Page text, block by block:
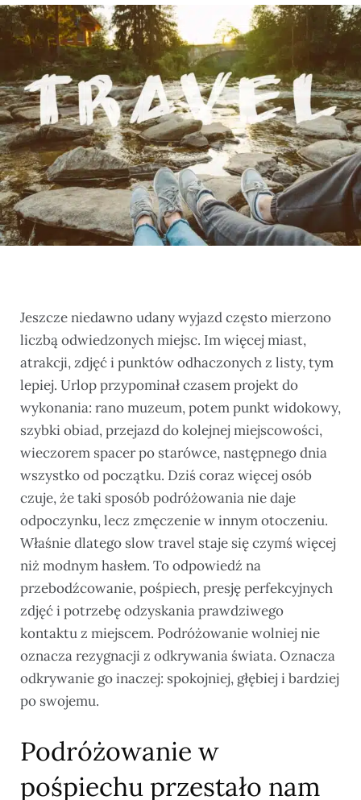
Jeszcze niedawno udany wyjazd często mierzono
liczbą odwiedzonych miejsc. Im więcej miast,
atrakcji, zdjęć i punktów odhaczonych z listy, tym
lepiej. Urlop przypominał czasem projekt do
wykonania: rano muzeum, potem punkt widokowy,
szybki obiad, przejazd do kolejnej miejscowości,
wieczorem spacer po starówce, następnego dnia
wszystko od początku. Dziś coraz więcej osób
czuje, że taki sposób podróżowania nie daje
odpoczynku, lecz zmęczenie w innym otoczeniu.
Właśnie dlatego slow travel staje się czymś więcej
niż modnym hasłem. To odpowiedź na
przebodźcowanie, pośpiech, presję perfekcyjnych
zdjęć i potrzebę odzyskania prawdziwego
kontaktu z miejscem. Podróżowanie wolniej nie
oznacza rezygnacji z odkrywania świata. Oznacza
odkrywanie go inaczej: spokojniej, głębiej i bardziej
po swojemu.
Podróżowanie w
pośpiechu przestało nam